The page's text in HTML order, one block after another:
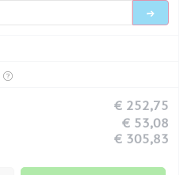
€ 252,75
€ 53,08
€ 305,83